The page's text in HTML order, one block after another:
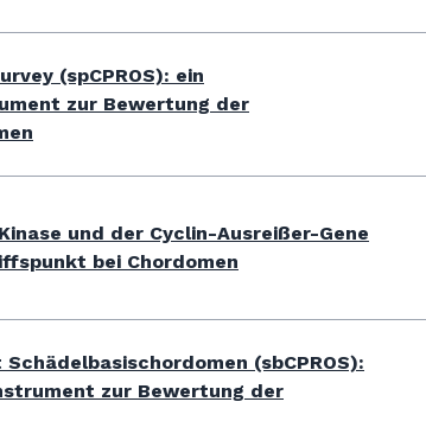
(spCPROS): ein
zur Bewertung der
und der Cyclin-Ausreißer-Gene
bei Chordomen
(sbCPROS):
zur Bewertung der